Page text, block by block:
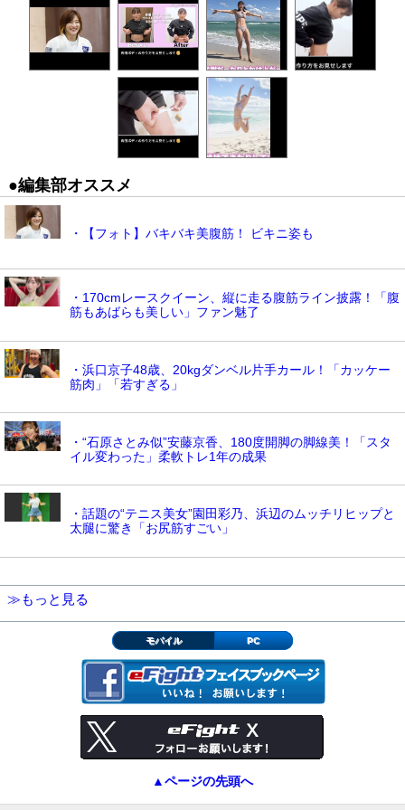
●編集部オススメ
・【フォト】バキバキ美腹筋！ ビキニ姿も
・170cmレースクイーン、縦に走る腹筋ライン披露！「腹
筋もあばらも美しい」ファン魅了
・浜口京子48歳、20kgダンベル片手カール！「カッケー
筋肉」「若すぎる」
・“石原さとみ似”安藤京香、180度開脚の脚線美！「スタ
イル変わった」柔軟トレ1年の成果
・話題の“テニス美女”園田彩乃、浜辺のムッチリヒップと
太腿に驚き「お尻筋すごい」
≫もっと見る
モバイル PC
▲ページの先頭へ